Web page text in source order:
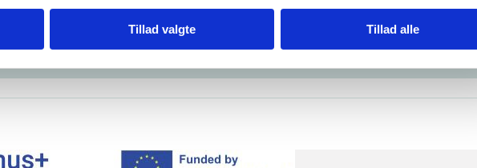
Tillad valgte Tillad alle
til afrapportering eller bilag, kontaktBevillingsenheden Svendborg
spørgsmål vedr. evt. ændringer i jeres godkendte projekt, kontaktDitte Lauritzen